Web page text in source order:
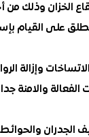
الخزان وذلك
القيام
وإزالة
والامنة
الجدران